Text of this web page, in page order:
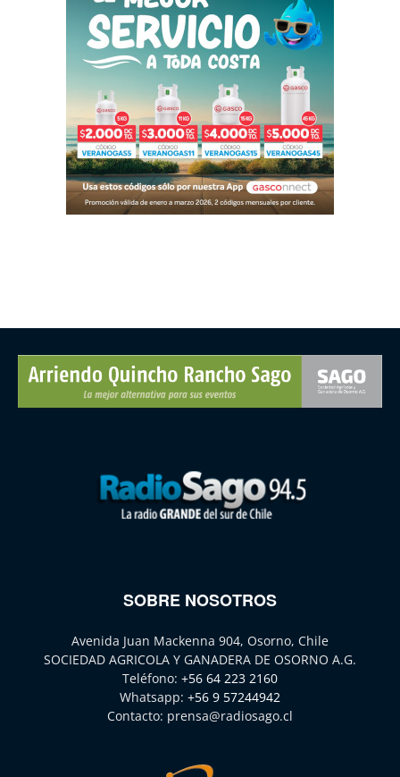
SOBRE NOSOTROS
Avenida Juan Mackenna 904, Osorno, Chile
SOCIEDAD AGRICOLA Y GANADERA DE OSORNO A.G.
Teléfono: +56 64 223 2160
Whatsapp: +56 9 57244942
Contacto: prensa@radiosago.cl